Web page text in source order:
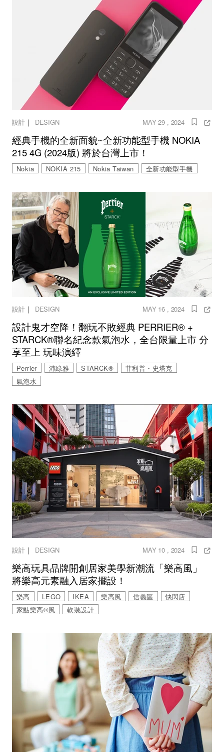
設計｜ DESIGN MAY 29 , 2024
經典手機的全新面貌~全新功能型手機 NOKIA
215 4G (2024版) 將於台灣上市！
Nokia NOKIA 215 Nokia Taiwan 全新功能型手機
設計｜ DESIGN MAY 16 , 2024
設計鬼才空降！翻玩不敗經典 PERRIER® +
STARCK®聯名紀念款氣泡水，全台限量上市 分
享至上 玩味演繹
Perrier 沛綠雅 STARCK®
菲利普・史塔克
氣泡水
設計｜ DESIGN MAY 10 , 2024
樂高玩具品牌開創居家美學新潮流「樂高風」
將樂高元素融入居家擺設！
樂高 LEGO IKEA 樂高風 信義區
快閃店
家點樂高®風
軟裝設計